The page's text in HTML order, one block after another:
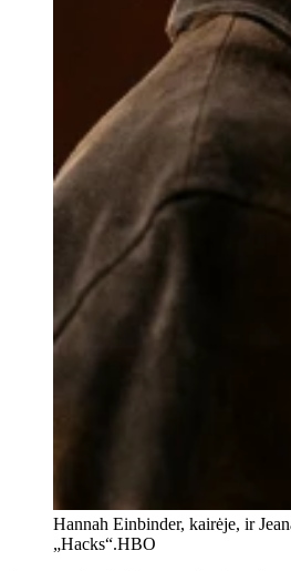
Hannah Einbinder, kairėje, ir
„Hacks“.HBO